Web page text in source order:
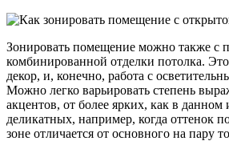
Зонировать помещение можно также с
комбинированной отделки потолка.
декор, и, конечно, работа с
Можно легко варьировать степень
акцентов, от более ярких, как в данном
деликатных, например, когда оттенок
зоне отличается от основного на пару